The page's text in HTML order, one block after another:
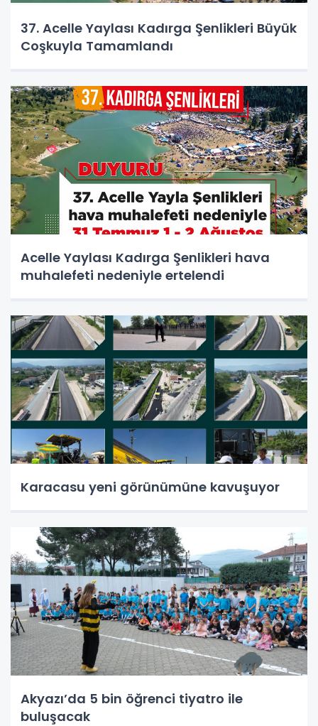
37. Acelle Yaylası Kadırga Şenlikleri Büyük
Coşkuyla Tamamlandı
Acelle Yaylası Kadırga Şenlikleri hava
muhalefeti nedeniyle ertelendi
Karacasu yeni görünümüne kavuşuyor
Akyazı’da 5 bin öğrenci tiyatro ile
buluşacak